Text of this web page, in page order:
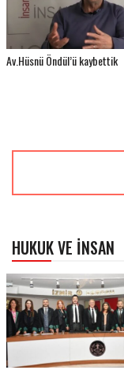
Av.Hüsnü Öndül’ü kaybettik
HUKUK VE İNSAN